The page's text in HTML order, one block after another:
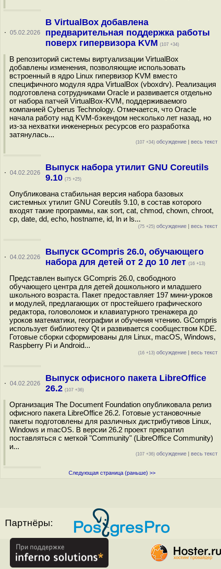
· 05.02.2026
В VirtualBox добавлена
предварительная поддержка работы
поверх гипервизора KVM (107 +34)
В репозиторий системы виртуализации VirtualBox
добавлены изменения, позволяющие использовать
встроенный в ядро Linux гипервизор KVM вместо
специфичного модуля ядра VirtualBox (vboxdrv). Реализация
подготовлена сотрудниками Oracle и развивается отдельно
от набора патчей VirtualBox-KVM, поддерживаемого
компанией Cyberus Technology. Отмечается, что Oracle
начала работу над KVM-бэкендом несколько лет назад, но
из-за нехватки инженерных ресурсов его разработка
затянулась...
(107 +34) обсуждение | весь текст
· 04.02.2026
Выпуск набора утилит GNU Coreutils
9.10 (75 +25)
Опубликована стабильная версия набора базовых
системных утилит GNU Coreutils 9.10, в состав которого
входят такие программы, как sort, cat, chmod, chown, chroot,
cp, date, dd, echo, hostname, id, ln и ls...
(75 +25) обсуждение | весь текст
· 04.02.2026
Выпуск GCompris 26.0, обучающего
набора для детей от 2 до 10 лет (16 +13)
Представлен выпуск GCompris 26.0, свободного
обучающего центра для детей дошкольного и младшего
школьного возраста. Пакет предоставляет 197 мини-уроков
и модулей, предлагающих от простейшего графического
редактора, головоломок и клавиатурного тренажера до
уроков математики, географии и обучения чтению. GCompris
использует библиотеку Qt и развивается сообществом KDE.
Готовые сборки сформированы для Linux, macOS, Windows,
Raspberry Pi и Android...
(16 +13) обсуждение | весь текст
· 04.02.2026
Выпуск офисного пакета LibreOffice
26.2 (107 +36)
Организация The Document Foundation опубликовала релиз
офисного пакета LibreOffice 26.2. Готовые установочные
пакеты подготовлены для различных дистрибутивов Linux,
Windows и macOS. В версии 26.2 проект прекратил
поставляться с меткой "Community" (LibreOffice Community)
и...
(107 +36) обсуждение | весь текст
Следующая страница (раньше) >>
Партнёры: